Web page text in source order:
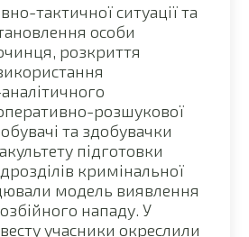
тактичної ситуації та
особи
розкриття
розшукової
та здобувачки
підготовки
кримінальної
модель виявлення
нападу. У
учасники окреслили